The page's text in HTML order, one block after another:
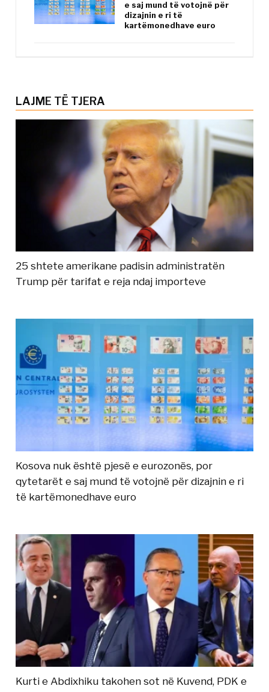
e saj mund të votojnë për
dizajnin e ri të
kartëmonedhave euro
LAJME TË TJERA
25 shtete amerikane padisin administratën
Trump për tarifat e reja ndaj importeve
Kosova nuk është pjesë e eurozonës, por
qytetarët e saj mund të votojnë për dizajnin e ri
të kartëmonedhave euro
Kurti e Abdixhiku takohen sot në Kuvend, PDK e